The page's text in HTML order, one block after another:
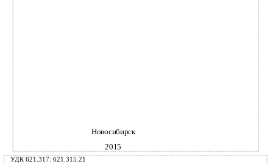
Новосибирск
2015
УДК 621.317: 621.315.21